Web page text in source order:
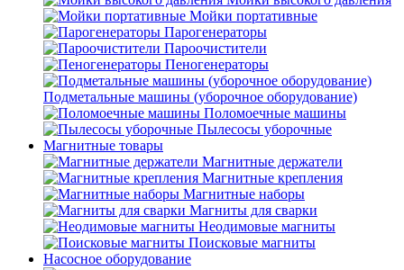
Мойки портативные
Парогенераторы
Пароочистители
Пеногенераторы
Подметальные машины (уборочное оборудование)
Поломоечные машины
Пылесосы уборочные
Магнитные товары
Магнитные держатели
Магнитные крепления
Магнитные наборы
Магниты для сварки
Неодимовые магниты
Поисковые магниты
Насосное оборудование